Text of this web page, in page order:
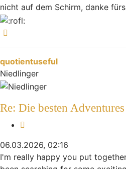
nicht auf dem Schirm, danke
quotientuseful
Niedlinger
Re: Die besten
06.03.2026, 02:16
I'm really happy you put